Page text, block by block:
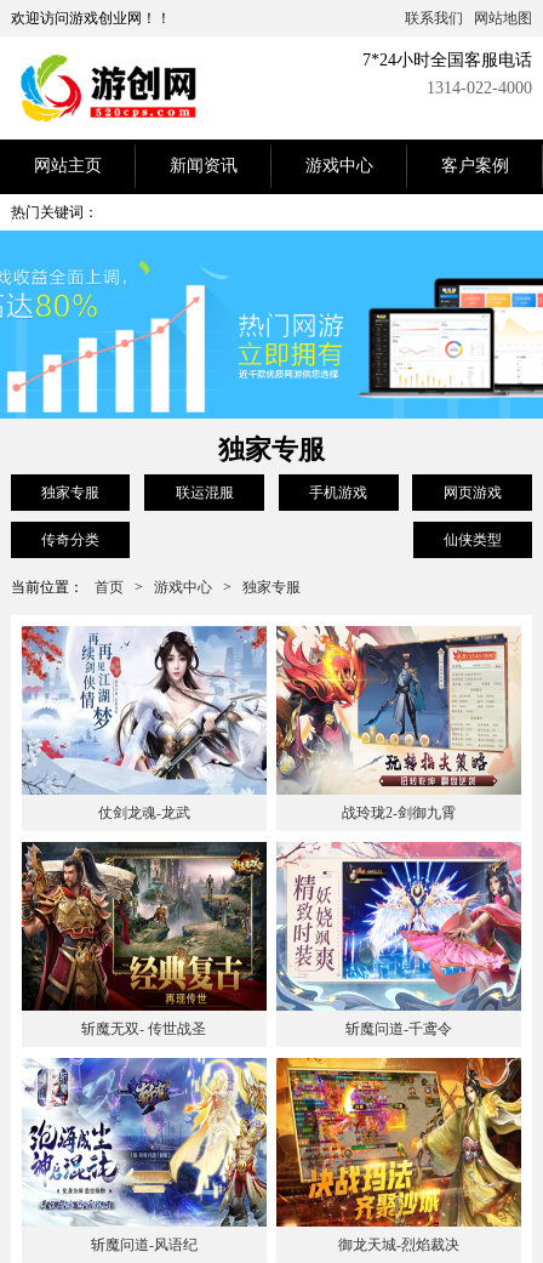
欢迎访问游戏创业网！！ 联系我们 网站地图
7*24小时全国客服电话
1314-022-4000
网站主页 新闻资讯 游戏中心 客户案例
热门关键词：
独家专服
独家专服 联运混服 手机游戏 网页游戏
传奇分类 仙侠类型
当前位置： 首页 > 游戏中心 > 独家专服
仗剑龙魂-龙武 战玲珑2-剑御九霄
斩魔无双- 传世战圣 斩魔问道-千鸢令
斩魔问道-风语纪 御龙天城-烈焰裁决